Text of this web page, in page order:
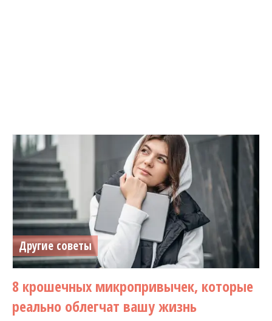
Другие советы
8 крошечных микропривычек, которые
реально облегчат вашу жизнь